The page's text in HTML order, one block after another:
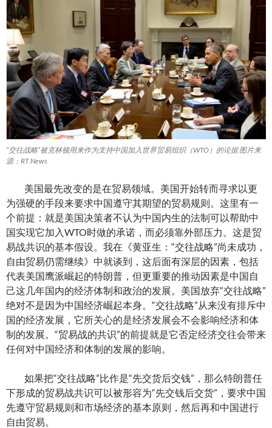
“交往战略”被克林顿用来作为支持中国加入世界贸易组织（WTO）的论据 图片来
源：RT News
美国最先改变的是在贸易领域。美国开始转而寻求以更
为强硬的手段来要求中国遵守其期望的贸易规则。这里有一
个前提：就是美国决策者不认为中国内生的法制可以帮助中
国实现它加入WTO时做的承诺，而必须靠外部压力。这是贸
易战共识的基本假设。我在《黄亚生：“交往战略”尚未成功，
自由贸易仍需继续》中就谈到，这后面有深层的因素，包括
代表美国鹰派崛起的特朗普，但更重要的推动因素是中国自
己这几年国内的经济体制和政治的发展。美国放弃“交往战略”
绝对不是因为中国经济崛起本身。“交往战略”从来没有排斥中
国的经济发展，它所关心的是经济发展会不会影响经济和体
制的发展。“贸易战的共识”的前提就是它否定经济交往会带来
任何对中国经济和体制的发展的影响。
如果把“交往战略”比作是“先交货后交钱”，那么特朗普任
下形成的贸易战共识可以被形容为“先交钱后交货”，要求中国
先遵守贸易规则和市场经济的基本原则，然后再和中国进行
自由贸易。